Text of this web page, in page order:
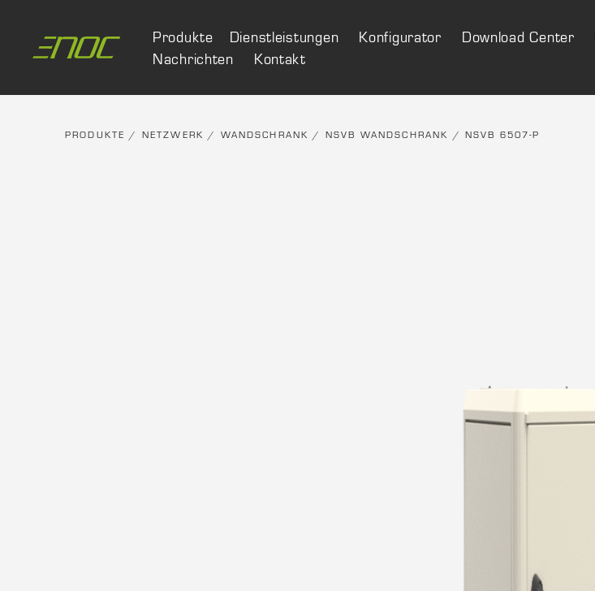
content
Produkte Dienstleistungen Konfigurator Download Center
Nachrichten
Kontakt
PRODUKTE / NETZWERK / WANDSCHRANK / NSVB WANDSCHRANK / NSVB 6507-P